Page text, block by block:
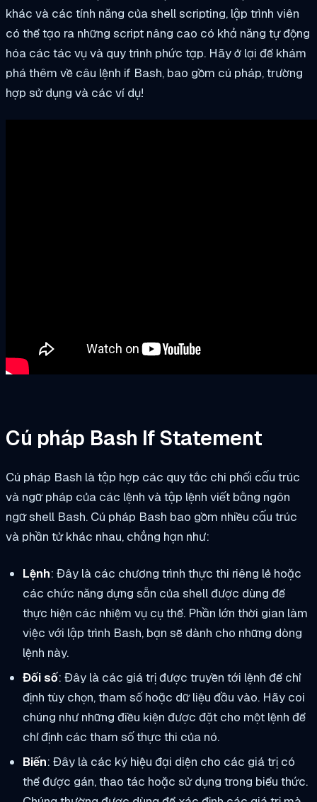
khác và các tính năng của shell scripting, lập trình viên
có thể tạo ra những script nâng cao có khả năng tự động
hóa các tác vụ và quy trình phức tạp. Hãy ở lại để khám
phá thêm về câu lệnh if Bash, bao gồm cú pháp, trường
hợp sử dụng và các ví dụ!
Cú pháp Bash If Statement
Cú pháp Bash là tập hợp các quy tắc chi phối cấu trúc
và ngữ pháp của các lệnh và tập lệnh viết bằng ngôn
ngữ shell Bash. Cú pháp Bash bao gồm nhiều cấu trúc
và phần tử khác nhau, chẳng hạn như:
Lệnh: Đây là các chương trình thực thi riêng lẻ hoặc
các chức năng dựng sẵn của shell được dùng để
thực hiện các nhiệm vụ cụ thể. Phần lớn thời gian làm
việc với lập trình Bash, bạn sẽ dành cho những dòng
lệnh này.
Đối số: Đây là các giá trị được truyền tới lệnh để chỉ
định tùy chọn, tham số hoặc dữ liệu đầu vào. Hãy coi
chúng như những điều kiện được đặt cho một lệnh để
chỉ định các tham số thực thi của nó.
Biến: Đây là các ký hiệu đại diện cho các giá trị có
thể được gán, thao tác hoặc sử dụng trong biểu thức.